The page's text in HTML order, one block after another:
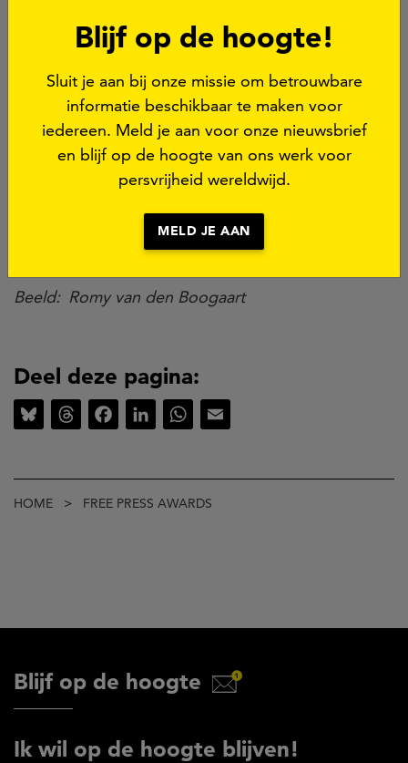
De winnaar in de categorie 'Newcomer of the Year'
ontvangt een mediabeurs naar keuze. De winnaar in
de categorie 'Most Resilient Journalist' ontvangt
een geldbedrag. Lees meer over de categorieën
Beeld Romy van den Boogaart
Deel deze pagina:
Bluesky ThreadsFacebookLinkedInWhatsApp
Kruimelpad
HOME FREE PRESS AWARDS
Blijf op de hoogte!
Sluit je aan bij onze missie om betrouwbare
informatie beschikbaar te maken voor
iedereen. Meld je aan voor onze nieuwsbrief
en blijf op de hoogte van ons werk voor
persvrijheid wereldwijd.
MELD JE AAN
Blijf op de hoogte
Ik wil op de hoogte blijven!